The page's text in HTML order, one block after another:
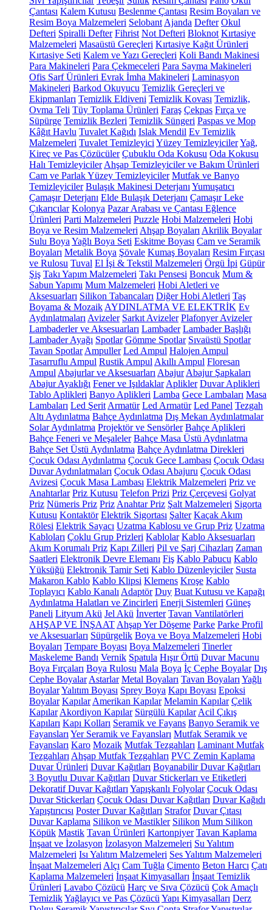
Çantası Kalem Kutusu Beslenme Çantası Resim Boyaları ve
Resim Boya Malzemeleri Selobant Ajanda Defter Okul
Defteri Spiralli Defter Fihrist Not Defteri Bloknot Kırtasiye
Malzemeleri Masaüstü Gereçleri Kırtasiye Kağıt Ürünleri
Kırtasiye Seti Kalem ve Yazı Gereçleri Koli Bandı Makinesi
Para Makineleri Para Çekmeceleri Para Sayma Makineleri
Ofis Sarf Ürünleri Evrak İmha Makineleri Laminasyon
Makineleri Barkod Okuyucu Temizlik Gereçleri ve
Ekipmanları Temizlik Eldiveni Temizlik Kovası Temizlik,
Ovma Teli Tüy Toplama Ürünleri Faraş Çekpas Fırça ve
Süpürge Temizlik Bezleri Temizlik Süngeri Paspas ve Mop
Kâğıt Havlu Tuvalet Kağıdı Islak Mendil Ev Temizlik
Malzemeleri Tuvalet Temizleyici Yüzey TemizleyicilerYağ,
Kireç ve Pas Çözücüler Çubuklu Oda Kokusu Oda Kokusu
Halı Temizleyiciler Ahşap Temizleyiciler ve Bakım Ürünleri
Cam ve Parlak Yüzey Temizleyiciler Mutfak ve Banyo
Temizleyiciler Bulaşık Makinesi Deterjanı Yumuşatıcı
Çamaşır Deterjanı Elde Bulaşık Deterjanı Çamaşır Leke
Çıkarıcılar Kolonya Pazar Arabası ve Çantası Eğlence
Ürünleri Parti Malzemeleri Puzzle Hobi Malzemeleri Hobi
Boya ve Resim Malzemeleri Ahşap Boyaları Akrilik Boyalar
Sulu Boya Yağlı Boya Seti Eskitme Boyası Cam ve Seramik
Boyaları Metalik Boya Şövale Kumaş Boyaları Resim Fırçası
ve Rulosu Tuval El İşi & Tekstil Malzemeleri Örgü İpi Güpür
Şiş Takı Yapım Malzemeleri Takı Pensesi Boncuk Mum &
Sabun Yapımı Mum Malzemeleri Hobi Aletleri ve
Aksesuarları Silikon Tabancaları Diğer Hobi Aletleri Taş
Boyama & Mozaik AYDINLATMA VE ELEKTRİK Ev
Aydınlatmaları Avizeler Sarkıt Avizeler Plafonyer Avizeler
Lambaderler ve Aksesuarları Lambader Lambader Başlığı
Lambader Ayağı Spotlar Gömme Spotlar Sıvaüstü Spotlar
Tavan Spotlar Ampuller Led Ampul Halojen Ampul
Tasarruflu Ampul Rustik Ampul Akıllı Ampul Floresan
Ampul Abajurlar ve Aksesuarları Abajur Abajur Şapkaları
Abajur Ayaklığı Fener ve Işıldaklar Aplikler Duvar Aplikleri
Tablo Aplikleri Banyo Aplikleri Lamba Gece Lambaları Masa
Lambaları Led Şerit Armatür Led Armatür Led Panel Tezgah
Altı Aydınlatma Bahçe Aydınlatma Dış Mekan Aydınlatmalar
Solar Aydınlatma Projektör ve Sensörler Bahçe Aplikleri
Bahçe Feneri ve Meşaleler Bahçe Masa Üstü Aydınlatma
Bahçe Set Üstü Aydınlatma Bahçe Aydınlatma Direkleri
Çocuk Odası Aydınlatma Çocuk Gece Lambası Çocuk Odası
Duvar Aydınlatmaları Çocuk Odası Abajuru Çocuk Odası
Avizesi Çocuk Masa Lambası Elektrik Malzemeleri Priz ve
Anahtarlar Priz Kutusu Telefon Prizi Priz Çerçevesi Golyat
Priz Nümeris Priz Priz Anahtar Priz Şalt Malzemeleri Sigorta
Kutusu Kontaktör Elektrik Sigortası Şalter Kaçak Akım
Rölesi Elektrik Sayacı Uzatma Kablosu ve Grup Priz Uzatma
Kabloları Çoklu Grup Prizleri Kablolar Kablo Aksesuarları
Akım Korumalı Priz Kapı Zilleri Pil ve Şarj Cihazları Zaman
Saatleri Elektronik Devre Elemanı Fiş Kablo Pabucu Kablo
Yüksüğü Elektronik Tamir Seti Kablo Düzenleyiciler Susta
Makaron Kablo Kablo Klipsi Klemens Kroşe Kablo
Toplayıcı Kablo Kanalı Adaptör Duy Buat Kutusu ve Kapağı
Aydınlatma Halatları ve Zincirleri Enerji Sistemleri Güneş
Paneli Lityum Akü Jel Akü İnverter Tavan Vantilatörleri
AHŞAP VE İNŞAAT Ahşap Yer Döşeme Parke Parke Profil
ve Aksesuarları Süpürgelik Boya ve Boya Malzemeleri Hobi
Boyaları Tempare Boyası Boya Malzemeleri Tinerler
Maskeleme Bandı Vernik Spatula Hışır Örtü Duvar Macunu
Boya Fırçaları Boya Rulosu Mala Boya İç Cephe Boyalar Dış
Cephe Boyalar Astarlar Metal Boyaları Tavan Boyaları Yağlı
BoyalarYalıtım Boyası Sprey Boya Kapı Boyası Epoksi
Boyalar Kapılar Amerikan Kapılar Melamin Kapılar Çelik
Kapılar Akordiyon Kapılar Sürgülü Kapılar Acil Çıkış
Kapıları Kapı Kolları Seramik ve Fayans Banyo Seramik ve
Fayansları Yer Seramik ve Fayansları Mutfak Seramik ve
Fayansları Karo Mozaik Mutfak Tezgahları Laminant Mutfak
Tezgahları Ahşap Mutfak Tezgahları PVC Zemin Kaplama
Duvar Ürünleri Duvar Kağıtları Boyanabilir Duvar Kağıtları
3 Boyutlu Duvar Kağıtları Duvar Stickerları ve Etiketleri
Dekoratif Duvar Kağıtları Yapışkanlı Folyolar Çocuk Odası
Duvar Stickerları Çocuk Odası Duvar Kağıtları Duvar Kağıdı
Yapıştırıcısı Poster Duvar Kağıtları Strafor Duvar Çıtası
Duvar Kaplama Silikon ve Mastikler Silikon Mum Silikon
Köpük Mastik Tavan Ürünleri Kartonpiyer Tavan Kaplama
İnşaat ve İzolasyon İzolasyon Malzemeleri Su Yalıtım
Malzemeleri Isı Yalıtım Malzemeleri Ses Yalıtım Malzemeleri
İnşaat Malzemeleri Alçı Cam Tuğla Çimento Beton Harcı Çatı
Kaplama Malzemeleri İnşaat Kimyasalları İnşaat Temizlik
Ürünleri Lavabo Çözücü Harç ve Sıva Çözücü Çok Amaçlı
TemizlikYağlayıcı ve Pas Çözücü Yapı Kimyasalları Derz